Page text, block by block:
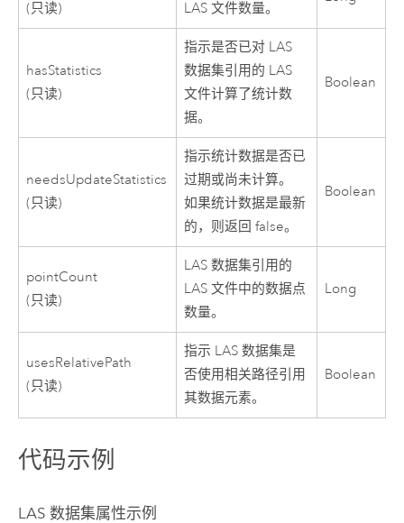
(只读)
LAS 文件数量。
hasStatistics
(只读)
指示是否已对 LAS
数据集引用的 LAS
文件计算了统计数
据。
Boolean
needsUpdateStatistics
(只读)
指示统计数据是否已
过期或尚未计算。
如果统计数据是最新
的，则返回 false。
Boolean
pointCount
(只读)
LAS 数据集引用的
LAS 文件中的数据点
数量。
Long
usesRelativePath
(只读)
指示 LAS 数据集是
否使用相关路径引用
其数据元素。
Boolean
代码示例
LAS 数据集属性示例